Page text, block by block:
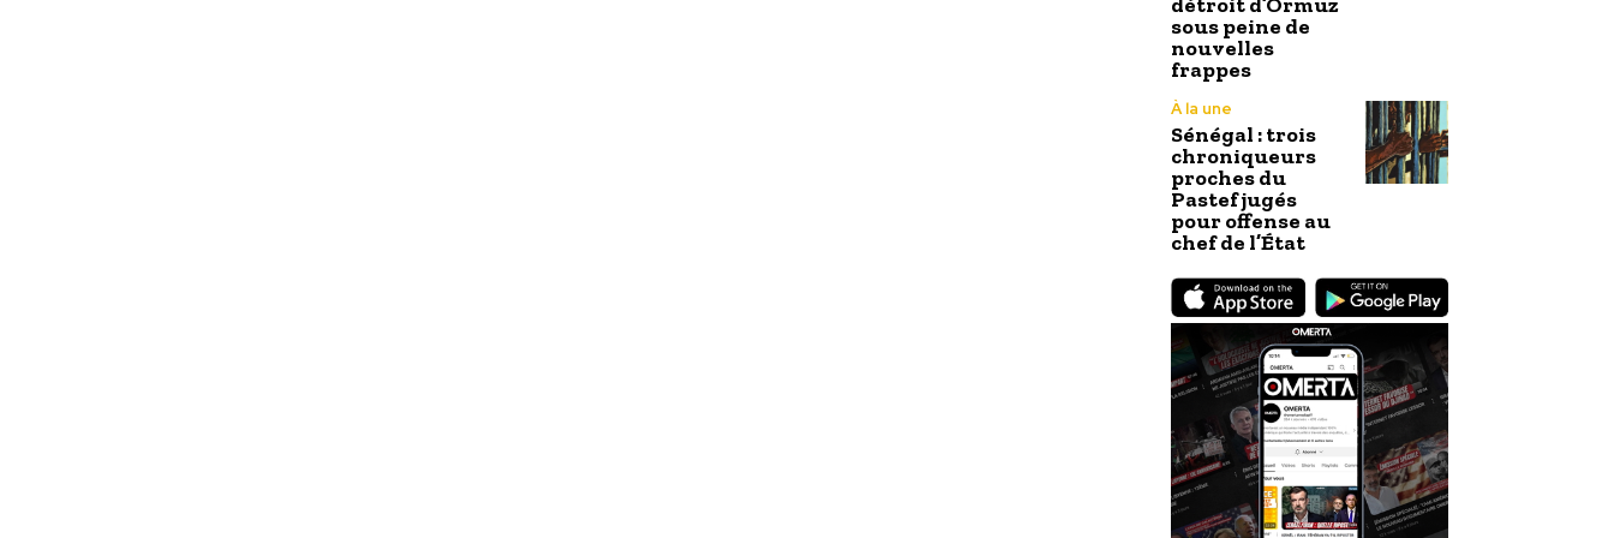
sous peine de
nouvelles
frappes
À la une
Sénégal : trois
chroniqueurs
proches du
Pastef jugés
pour offense au
chef de l’État